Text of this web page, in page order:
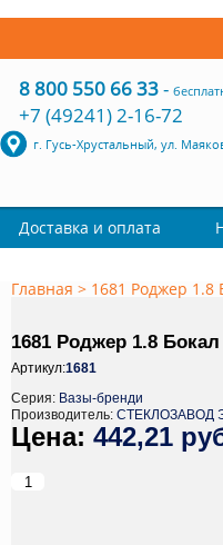
8 800 550 66 33-
+7 (49241) 2-16-72
г. Гусь-Хрустальный, ул.
Доставка и оплата
Главная > 1681 Роджер 1.8
1681 Роджер 1.8
Артикул:1681
Серия: Вазы-бренди
Производитель: СТЕКЛОЗАВОД
442,21